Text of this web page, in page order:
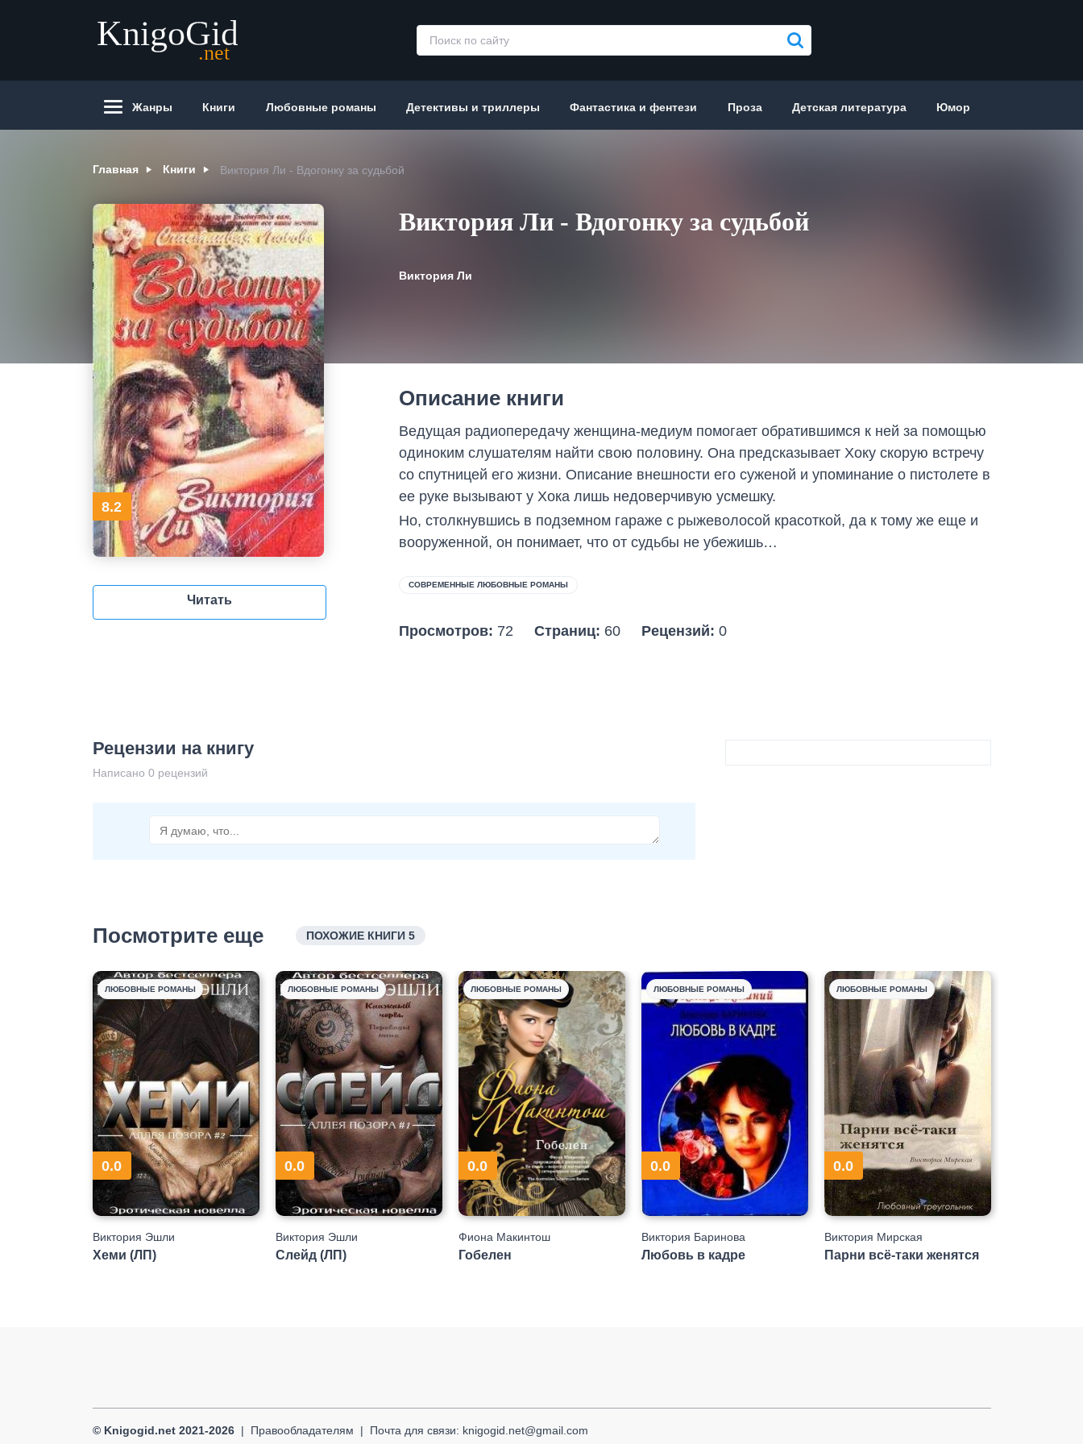
Жанры Книги Любовные романы Детективы и триллеры Фантастика и фентези Проза Детская литература Юмор
Главная Книги Виктория Ли - Вдогонку за судьбой
8.2
Читать
Виктория Ли - Вдогонку за судьбой
Виктория Ли
Описание книги
Ведущая радиопередачу женщина-медиум помогает обратившимся к ней за помощью
одиноким слушателям найти свою половину. Она предсказывает Хоку скорую встречу
со спутницей его жизни. Описание внешности его суженой и упоминание о пистолете в
ее руке вызывают у Хока лишь недоверчивую усмешку.
Но, столкнувшись в подземном гараже с рыжеволосой краcоткой, да к тому же еще и
вооруженной, он понимает, что от судьбы не убежишь…
СОВРЕМЕННЫЕ ЛЮБОВНЫЕ РОМАНЫ
Просмотров: 72 Страниц: 60 Рецензий: 0
Рецензии на книгу
Написано 0 рецензий
Посмотрите еще ПОХОЖИЕ КНИГИ 5
ЛЮБОВНЫЕ РОМАНЫ
0.0
Виктория Эшли
Хеми (ЛП)
ЛЮБОВНЫЕ РОМАНЫ
0.0
Виктория Эшли
Слейд (ЛП)
ЛЮБОВНЫЕ РОМАНЫ
0.0
Фиона Макинтош
Гобелен
ЛЮБОВНЫЕ РОМАНЫ
0.0
Виктория Баринова
Любовь в кадре
ЛЮБОВНЫЕ РОМАНЫ
0.0
Виктория Мирская
Парни всё-таки женятся
© Knigogid.net 2021-2026 Правообладателям Почта для связи: knigogid.net@gmail.com